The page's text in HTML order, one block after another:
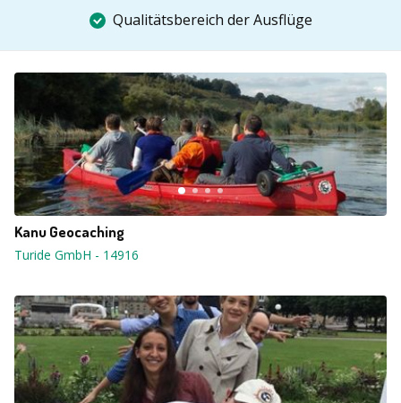
Qualitätsbereich der Ausflüge
Kanu Geocaching
Turide GmbH - 14916